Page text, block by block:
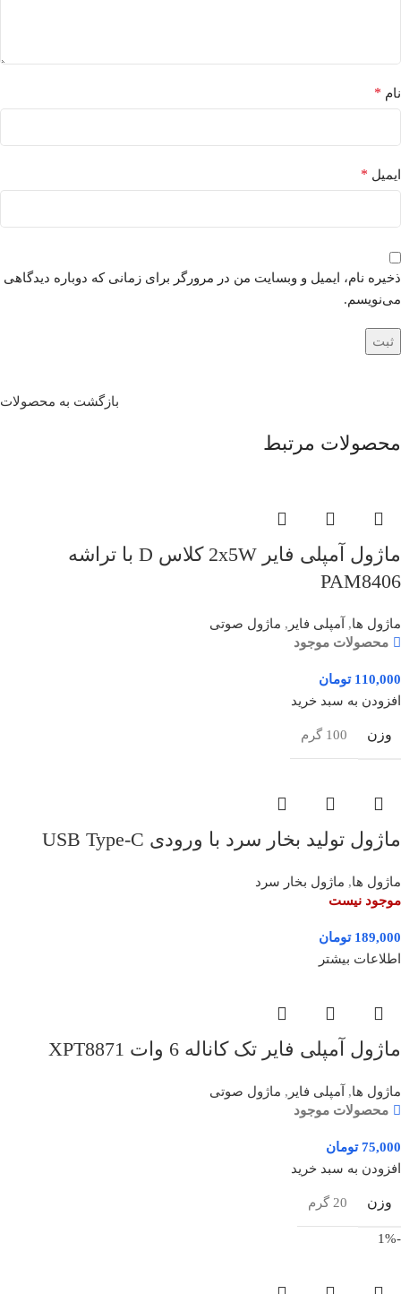
نام *
ایمیل *
ذخیره نام، ایمیل و وبسایت من در مرورگر برای زمانی که دوباره دیدگاهی
می‌نویسم.
بازگشت به محصولات
محصولات مرتبط
ماژول آمپلی فایر 2x5W کلاس D با تراشه
PAM8406
ماژول ها, آمپلی فایر , ماژول صوتی
محصولات موجود
110,000 تومان
افزودن به سبد خرید
وزن 100 گرم
ماژول تولید بخار سرد با ورودی USB Type-C
ماژول ها, ماژول بخار سرد
موجود نیست
189,000 تومان
اطلاعات بیشتر
ماژول آمپلی فایر تک کاناله 6 وات XPT8871
ماژول ها, آمپلی فایر , ماژول صوتی
محصولات موجود
75,000 تومان
افزودن به سبد خرید
وزن 20 گرم
-1%